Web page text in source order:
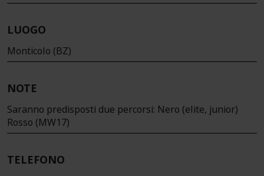
LUOGO
Monticolo (BZ)
NOTE
Saranno predisposti due percorsi: Nero (elite, junior)
Rosso (MW17)
TELEFONO